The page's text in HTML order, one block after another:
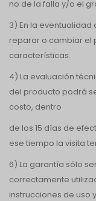
no de la falla y/o el
3) En la eventualidad
reparar o cambiar el
características.
4) La evaluación
del producto podrá
costo, dentro
de los 15 días de
ese tiempo la visita
6) La garantía sólo
correctamente
instrucciones de uso